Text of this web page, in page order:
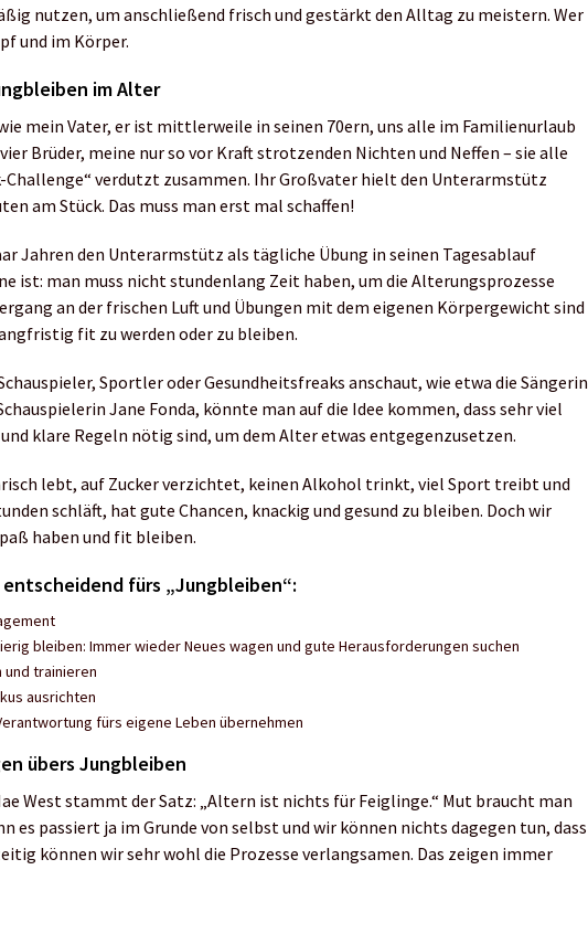
nutzen, um anschließend frisch und gestärkt den Alltag zu meistern. Wer
und im Körper.
im Alter
mein Vater, er ist mittlerweile in seinen 70ern, uns alle im Familienurlaub
Brüder, meine nur so vor Kraft strotzenden Nichten und Neffen – sie alle
Challenge“ verdutzt zusammen. Ihr Großvater hielt den Unterarmstütz
am Stück. Das muss man erst mal schaffen!
Jahren den Unterarmstütz als tägliche Übung in seinen Tagesablauf
ist: man muss nicht stundenlang Zeit haben, um die Alterungsprozesse
an der frischen Luft und Übungen mit dem eigenen Körpergewicht sind
fit zu werden oder zu bleiben.
Sportler oder Gesundheitsfreaks anschaut, wie etwa die Sängerin
Jane Fonda, könnte man auf die Idee kommen, dass sehr viel
klare Regeln nötig sind, um dem Alter etwas entgegenzusetzen.
lebt, auf Zucker verzichtet, keinen Alkohol trinkt, viel Sport treibt und
schläft, hat gute Chancen, knackig und gesund zu bleiben. Doch wir
haben und fit bleiben.
entscheidend fürs „Jungbleiben“:
bleiben: Immer wieder Neues wagen und gute Herausforderungen suchen
und trainieren
ausrichten
fürs eigene Leben übernehmen
übers Jungbleiben
West stammt der Satz: „Altern ist nichts für Feiglinge.“ Mut braucht man
es passiert ja im Grunde von selbst und wir können nichts dagegen tun, dass
können wir sehr wohl die Prozesse verlangsamen. Das zeigen immer